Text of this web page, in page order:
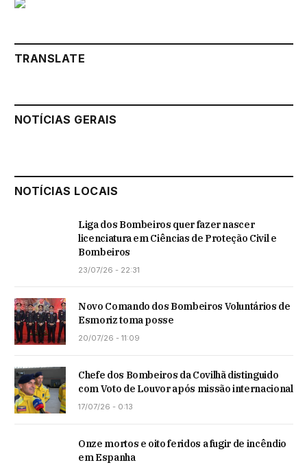
TRANSLATE
NOTÍCIAS GERAIS
NOTÍCIAS LOCAIS
Liga dos Bombeiros quer fazer nascer
licenciatura em Ciências de Proteção Civil e
Bombeiros
23/07/26 - 22:31
Novo Comando dos Bombeiros Voluntários de
Esmoriz toma posse
20/07/26 - 11:09
Chefe dos Bombeiros da Covilhã distinguido
com Voto de Louvor após missão internacional
17/07/26 - 0:13
Onze mortos e oito feridos a fugir de incêndio
em Espanha